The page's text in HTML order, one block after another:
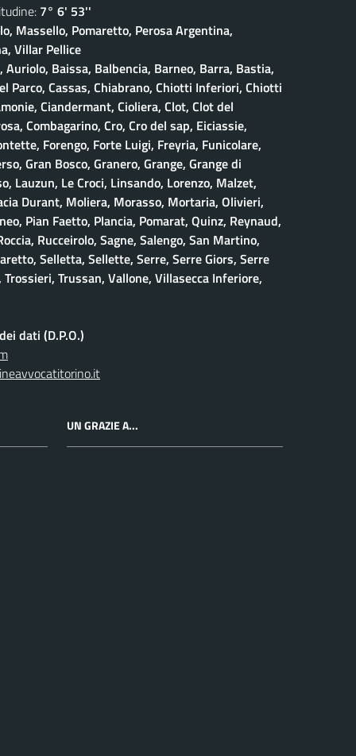
7° 6' 53''
Massello, Pomaretto, Perosa Argentina,
Villar Pellice
Auriolo, Baissa, Balbencia, Barneo, Barra, Bastia,
Parco, Cassas, Chiabrano, Chiotti Inferiori, Chiotti
Ciandermant, Cioliera, Clot, Clot del
Combagarino, Cro, Cro del sap, Eiciassie,
Forengo, Forte Luigi, Freyria, Funicolare,
Gran Bosco, Granero, Grange, Grange di
Lauzun, Le Croci, Linsando, Lorenzo, Malzet,
Durant, Moliera, Morasso, Mortaria, Olivieri,
Pian Faetto, Plancia, Pomarat, Quinz, Reynaud,
Rucceirolo, Sagne, Salengo, San Martino,
Selletta, Sellette, Serre, Serre Giors, Serre
Trussan, Vallone, Villasecca Inferiore,
dati (D.P.O.)
UN GRAZIE A...